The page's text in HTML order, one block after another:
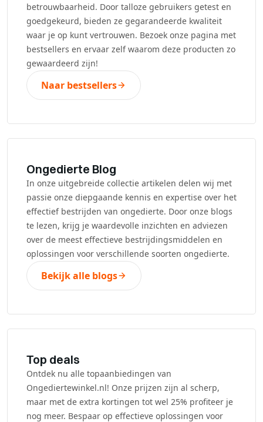
betrouwbaarheid. Door talloze gebruikers getest en
goedgekeurd, bieden ze gegarandeerde kwaliteit
waar je op kunt vertrouwen. Bezoek onze pagina met
bestsellers en ervaar zelf waarom deze producten zo
gewaardeerd zijn!
Naar bestsellers
Ongedierte Blog
In onze uitgebreide collectie artikelen delen wij met
passie onze diepgaande kennis en expertise over het
effectief bestrijden van ongedierte. Door onze blogs
te lezen, krijg je waardevolle inzichten en adviezen
over de meest effectieve bestrijdingsmiddelen en
oplossingen voor verschillende soorten ongedierte.
Bekijk alle blogs
Top deals
Ontdek nu alle topaanbiedingen van
Ongediertewinkel.nl! Onze prijzen zijn al scherp,
maar met de extra kortingen tot wel 25% profiteer je
nog meer. Bespaar op effectieve oplossingen voor